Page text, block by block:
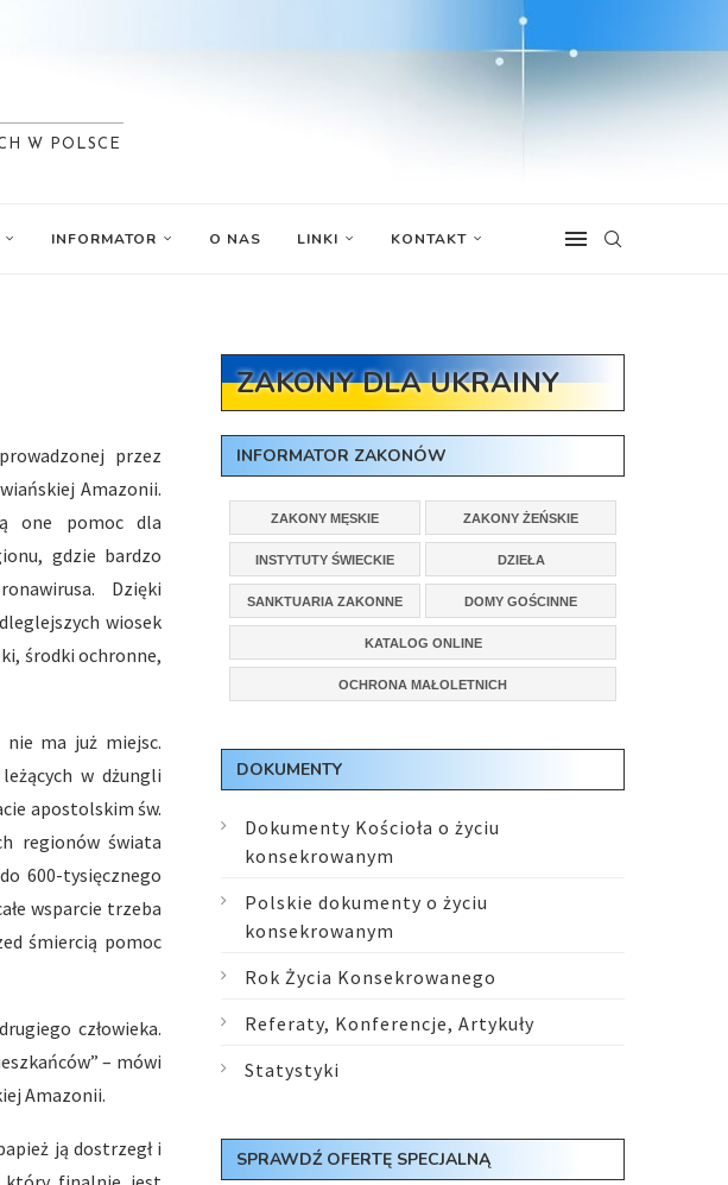
W POLSCE
INFORMATOR O NAS LINKI KONTAKT
przez
Amazonii.
one pomoc dla
gdzie bardzo
Dzięki
wiosek
środki ochronne,
ma już miejsc.
w dżungli
apostolskim św.
regionów świata
600-tysięcznego
wsparcie trzeba
śmiercią pomoc
człowieka.
– mówi
Amazonii.
ją dostrzegł i
ZAKONY DLA UKRAINY
INFORMATOR ZAKONÓW
ZAKONY MĘSKIE ZAKONY ŻEŃSKIE
INSTYTUTY ŚWIECKIE DZIEŁA
SANKTUARIA ZAKONNE DOMY GOŚCINNE
KATALOG ONLINE
OCHRONA MAŁOLETNICH
DOKUMENTY
Dokumenty Kościoła o życiu
konsekrowanym
Polskie dokumenty o życiu
konsekrowanym
Rok Życia Konsekrowanego
Referaty, Konferencje, Artykuły
Statystyki
SPRAWDŹ OFERTĘ SPECJALNĄ